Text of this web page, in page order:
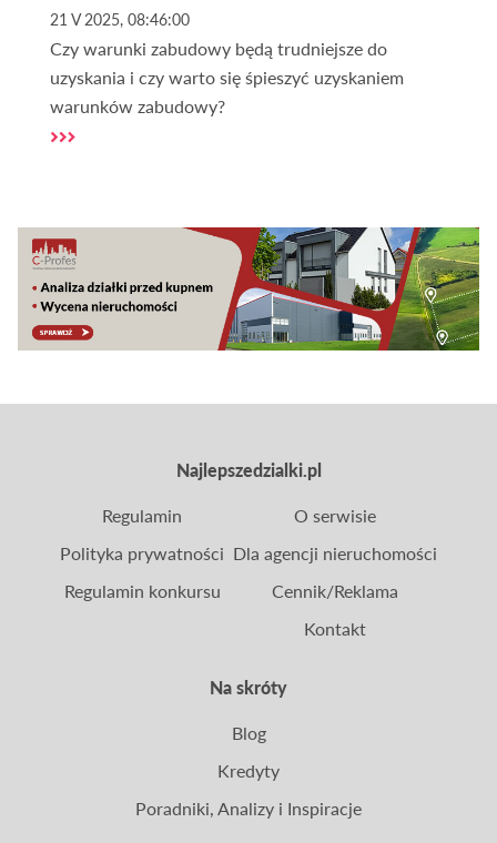
21 V 2025, 08:46:00
Czy warunki zabudowy będą trudniejsze do
uzyskania i czy warto się śpieszyć uzyskaniem
warunków zabudowy?
Najlepszedzialki.pl
Na skróty
Regulamin
Polityka prywatności
Regulamin konkursu
O serwisie
Dla agencji nieruchomości
Cennik/Reklama
Kontakt
Blog
Kredyty
Poradniki, Analizy i Inspiracje